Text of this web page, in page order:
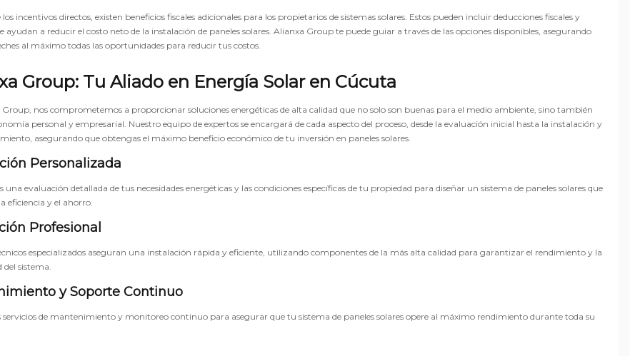
los incentivos directos, existen beneficios fiscales adicionales para los propietarios de sistemas solares. Estos pueden incluir deducciones fiscales y
ayudan a reducir el costo neto de la instalación de paneles solares. Alianxa Group te puede guiar a través de las opciones disponibles, asegurando
al máximo todas las oportunidades para reducir tus costos.
Group: Tu Aliado en Energía Solar en Cúcuta
Group, nos comprometemos a proporcionar soluciones energéticas de alta calidad que no solo son buenas para el medio ambiente, sino también
personal y empresarial. Nuestro equipo de expertos se encargará de cada aspecto del proceso, desde la evaluación inicial hasta la instalación y
asegurando que obtengas el máximo beneficio económico de tu inversión en paneles solares.
Personalizada
una evaluación detallada de tus necesidades energéticas y las condiciones específicas de tu propiedad para diseñar un sistema de paneles solares que
eficiencia y el ahorro.
Profesional
especializados aseguran una instalación rápida y eficiente, utilizando componentes de la más alta calidad para garantizar el rendimiento y la
sistema.
y Soporte Continuo
servicios de mantenimiento y monitoreo continuo para asegurar que tu sistema de paneles solares opere al máximo rendimiento durante toda su